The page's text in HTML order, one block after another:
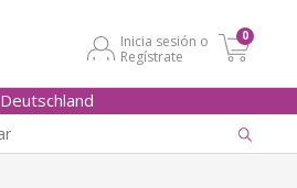
Inicia sesión o
Regístrate
0
Deutschland